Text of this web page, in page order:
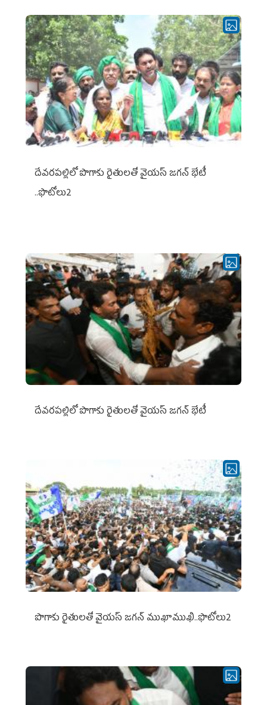
దేవరపల్లిలో పొగాకు రైతులతో వైయస్ జగన్ భేటీ
..ఫొటోలు2
దేవరపల్లిలో పొగాకు రైతులతో వైయస్ జగన్ భేటీ
పొగాకు రైతుల‌తో వైయ‌స్ జ‌గ‌న్ ముఖాముఖి..ఫొటోలు2